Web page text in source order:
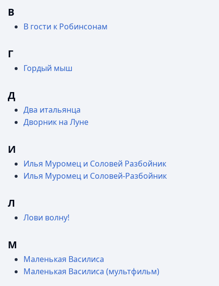
В
В гости к Робинсонам
Г
Гордый мыш
Д
Два итальянца
Дворник на Луне
И
Илья Муромец и Соловей Разбойник
Илья Муромец и Соловей-Разбойник
Л
Лови волну!
М
Маленькая Василиса
Маленькая Василиса (мультфильм)